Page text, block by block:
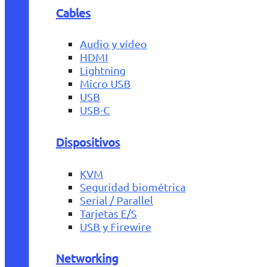
Cables
Audio y vídeo
HDMI
Lightning
Micro USB
USB
USB-C
Dispositivos
KVM
Seguridad biométrica
Serial / Parallel
Tarjetas E/S
USB y Firewire
Networking